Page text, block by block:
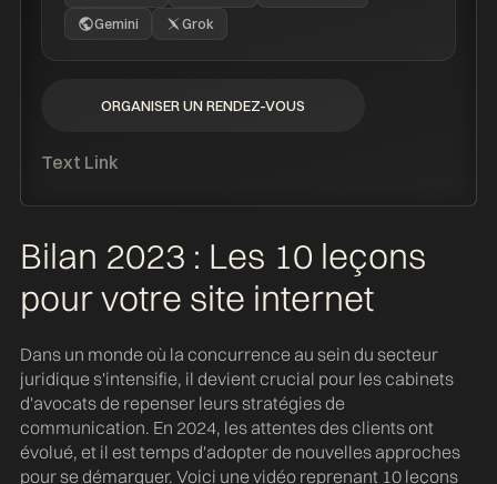
Bilan 2023 : Les 10 leçons
pour votre site internet
Dans un monde où la concurrence au sein du secteur
juridique s'intensifie, il devient crucial pour les cabinets
d'avocats de repenser leurs stratégies de
communication. En 2024, les attentes des clients ont
évolué, et il est temps d'adopter de nouvelles approches
pour se démarquer. Voici une vidéo reprenant 10 leçons
Gemini
Grok
ORGANISER UN RENDEZ-VOUS
Text Link